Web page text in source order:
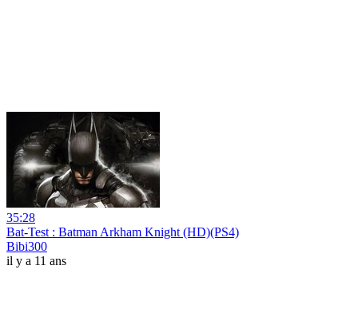
35:28
Bat-Test : Batman Arkham Knight (HD)(PS4)
Bibi300
il y a 11 ans